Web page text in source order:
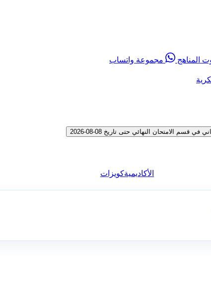
المناهج
مجموعة واتساب
النهائي حتى تاريخ 08-08-2026
الأكاديميةكويزات